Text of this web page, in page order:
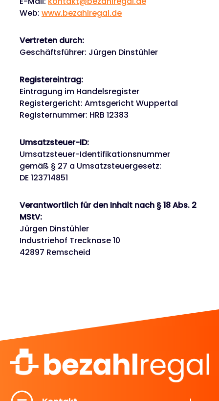
Web: www.bezahlregal.de
Vertreten durch:
Geschäftsführer: Jürgen Dinstühler
Registereintrag:
Eintragung im Handelsregister
Registergericht: Amtsgericht Wuppertal
Registernummer: HRB 12383
Umsatzsteuer-ID:
Umsatzsteuer-Identifikationsnummer
gemäß § 27 a Umsatzsteuergesetz:
DE 123714851
Verantwortlich für den Inhalt nach § 18 Abs. 2
MStV:
Jürgen Dinstühler
Industriehof Trecknase 10
42897 Remscheid